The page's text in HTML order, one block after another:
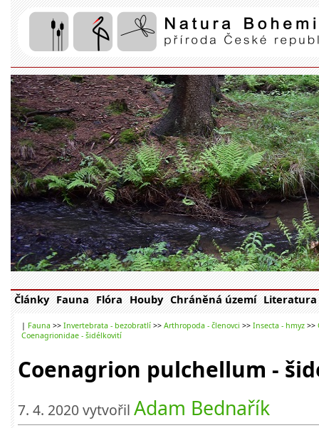
Články Fauna Flóra Houby Chráněná území Literatura
| Fauna >> Invertebrata - bezobratlí >> Arthropoda - členovci >> Insecta - hmyz >>
Coenagrionidae - šidélkovití
Coenagrion pulchellum -
7. 4. 2020 vytvořil Adam Bednařík